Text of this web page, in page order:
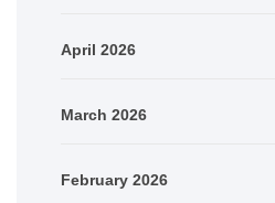
April 2026
March 2026
February 2026